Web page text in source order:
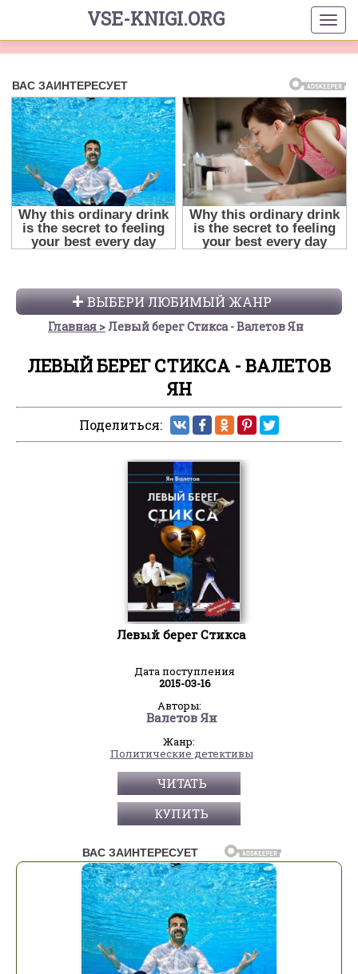
VSE-KNIGI.ORG
ВЫБЕРИ ЛЮБИМЫЙ ЖАНР
Главная Левый берег Стикса - Валетов Ян
ЛЕВЫЙ БЕРЕГ СТИКСА - ВАЛЕТОВ
ЯН
Поделиться:
Левый берег Стикса
Дата поступления
2015-03-16
Авторы:
Валетов Ян
Жанр:
Политические детективы
ЧИТАТЬ
КУПИТЬ